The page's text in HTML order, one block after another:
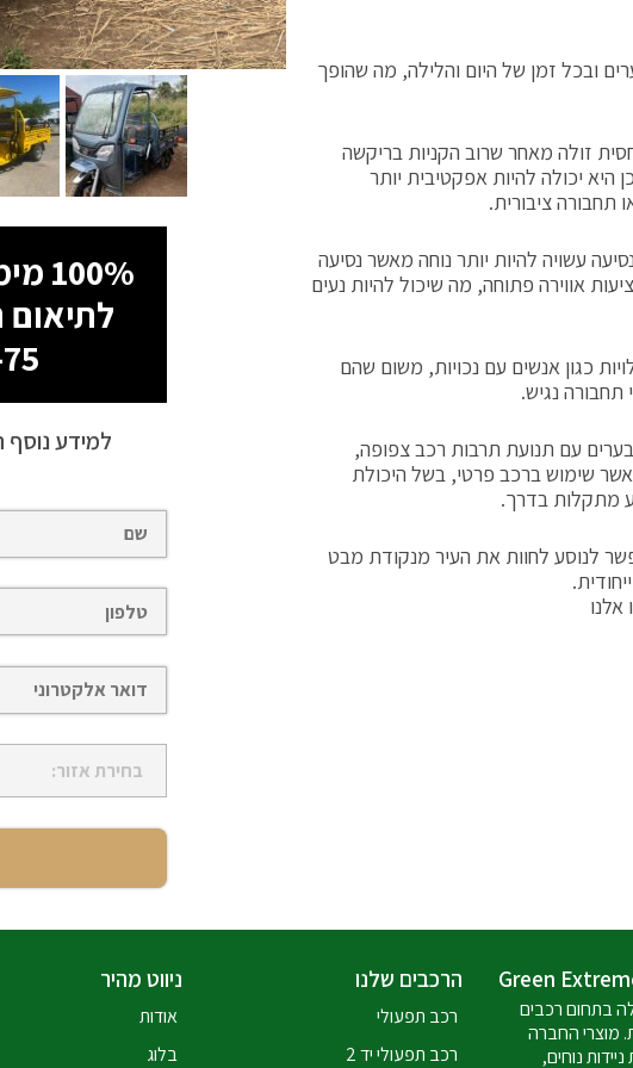
ובכל זמן של היום והלילה, מה שהופך
זולה מאחר שרוב הקניות בריקשה
יכולה להיות אפקטיבית יותר
תחבורה ציבורית.
עשויה להיות יותר נוחה מאשר נסיעה
אווירה פתוחה, מה שיכול להיות נעים
כגון אנשים עם נכויות, משום שהם
נגיש.
עם תנועת תרבות רכב צפופה,
שימוש ברכב פרטי, בשל היכולת
מתקלות בדרך.
לנוסע לחוות את העיר מנקודת מבט
100% מימון עד 60 תשלומים!
לתיאום
למידע נוסף
בתחום רכבים
מוצרי החברה
נוחים,
הרכבים שלנו
רכב תפעולי
רכב תפעולי יד 2
ניווט מהיר
אודות
בלוג